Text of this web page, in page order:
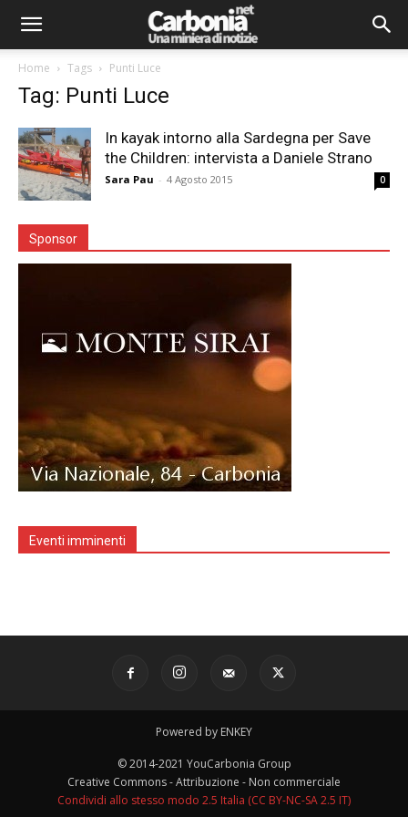
Home Tags Punti Luce
Tag: Punti Luce
In kayak intorno alla Sardegna per Save
the Children: intervista a Daniele Strano
Sara Pau - 4 Agosto 2015 0
Sponsor
Eventi imminenti
Powered by ENKEY
© 2014-2021 YouCarbonia Group
Creative Commons - Attribuzione - Non commerciale
Condividi allo stesso modo 2.5 Italia (CC BY-NC-SA 2.5 IT)